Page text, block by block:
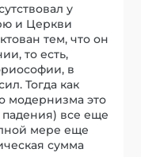
у
и Церкви
тем, что он
то есть,
в
Тогда как
модернизма это
падения) все еще
мере еще
сумма